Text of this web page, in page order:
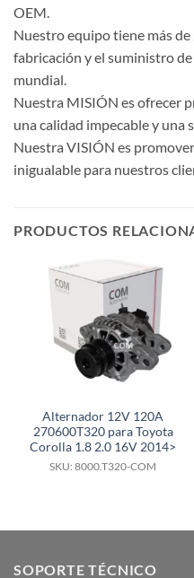
OEM.
Nuestro equipo tiene más
fabricación y el suministro
mundial.
Nuestra MISIÓN es ofrecer
una calidad impecable y una
Nuestra VISIÓN es
inigualable para nuestros
PRODUCTOS
Alternador 12V 120A
270600T320 para Toyota
Corolla 1.8 2.0 16V 2014>
SKU: 8000.T320-COM
SOPORTE TÉCNICO